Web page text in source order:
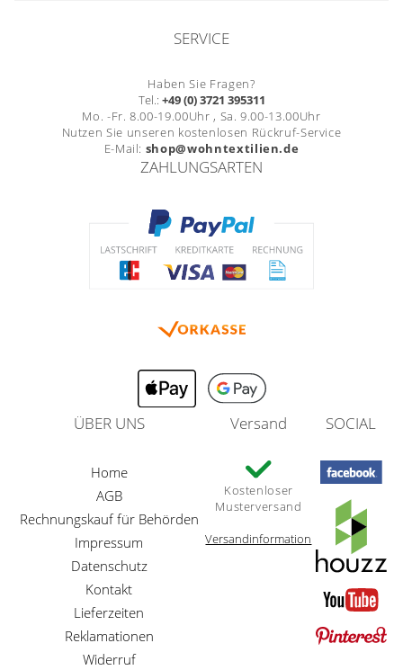
SERVICE
Haben Sie Fragen?
Tel.: +49 (0) 3721 395311
Mo. -Fr. 8.00-19.00Uhr , Sa. 9.00-13.00Uhr
Nutzen Sie unseren kostenlosen Rückruf-Service
E-Mail: shop@wohntextilien.de
ZAHLUNGSARTEN
ÜBER UNS
Home
AGB
Rechnungskauf für Behörden
Impressum
Datenschutz
Kontakt
Lieferzeiten
Reklamationen
Widerruf
Versand
Kostenloser
Musterversand
Versandinformation
SOCIAL